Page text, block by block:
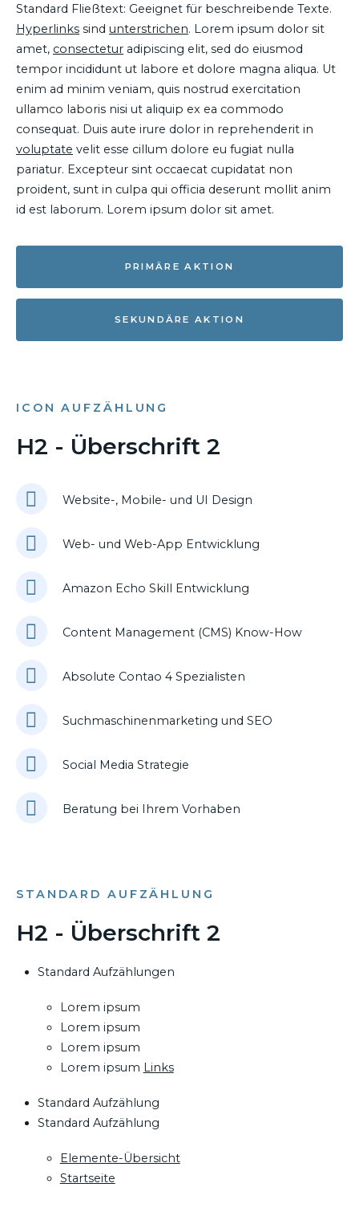
Standard Fließtext: Geeignet für beschreibende Texte.
Hyperlinks sind unterstrichen. Lorem ipsum dolor sit
amet, consectetur adipiscing elit, sed do eiusmod
tempor incididunt ut labore et dolore magna aliqua. Ut
enim ad minim veniam, quis nostrud exercitation
ullamco laboris nisi ut aliquip ex ea commodo
consequat. Duis aute irure dolor in reprehenderit in
voluptate velit esse cillum dolore eu fugiat nulla
pariatur. Excepteur sint occaecat cupidatat non
proident, sunt in culpa qui officia deserunt mollit anim
id est laborum. Lorem ipsum dolor sit amet.
PRIMÄRE AKTION
SEKUNDÄRE AKTION
ICON AUFZÄHLUNG
H2 - Überschrift 2
Website-, Mobile- und UI Design
Web- und Web-App Entwicklung
Amazon Echo Skill Entwicklung
Content Management (CMS) Know-How
Absolute Contao 4 Spezialisten
Suchmaschinenmarketing und SEO
Social Media Strategie
Beratung bei Ihrem Vorhaben
STANDARD AUFZÄHLUNG
H2 - Überschrift 2
Standard Aufzählungen
Lorem ipsum
Lorem ipsum
Lorem ipsum
Lorem ipsum Links
Standard Aufzählung
Standard Aufzählung
Elemente-Übersicht
Startseite